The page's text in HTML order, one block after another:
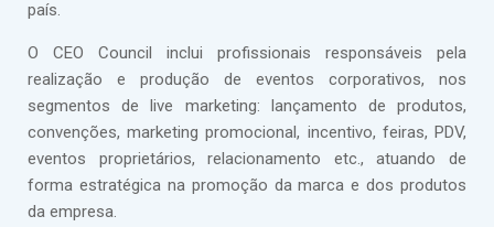
país.
O CEO Council inclui profissionais responsáveis pela
realização e produção de eventos corporativos, nos
segmentos de live marketing: lançamento de produtos,
convenções, marketing promocional, incentivo, feiras, PDV,
eventos proprietários, relacionamento etc., atuando de
forma estratégica na promoção da marca e dos produtos
da empresa.